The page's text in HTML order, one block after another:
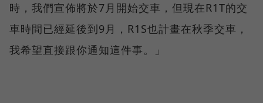
時，我們宣佈將於7月開始交車，但現在R1T的交
車時間已經延後到9月，R1S也計畫在秋季交車，
我希望直接跟你通知這件事。」